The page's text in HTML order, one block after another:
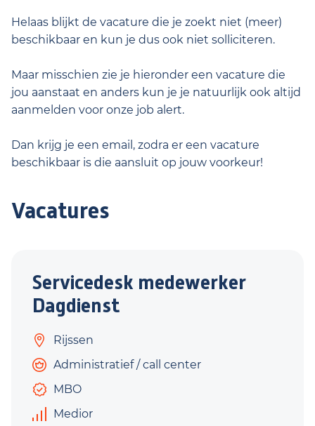
Helaas blijkt de vacature die je zoekt niet (meer)
beschikbaar en kun je dus ook niet solliciteren.
Maar misschien zie je hieronder een vacature die
jou aanstaat en anders kun je je natuurlijk ook altijd
aanmelden voor onze job alert.
Dan krijg je een email, zodra er een vacature
beschikbaar is die aansluit op jouw voorkeur!
Vacatures
Servicedesk medewerker
Dagdienst
Rijssen
Administratief / call center
MBO
Medior